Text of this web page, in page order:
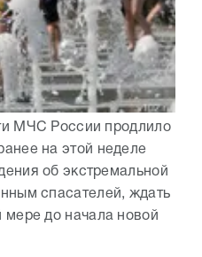
МЧС России продлило
на этой неделе
об экстремальной
спасателей, ждать
мере до начала новой